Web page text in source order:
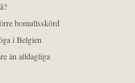
bomullsskörd
i Belgien
än alldagliga